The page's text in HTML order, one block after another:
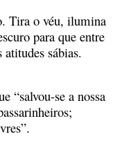
Tira o véu, ilumina
para que entre
sábias.
“salvou-se a nossa